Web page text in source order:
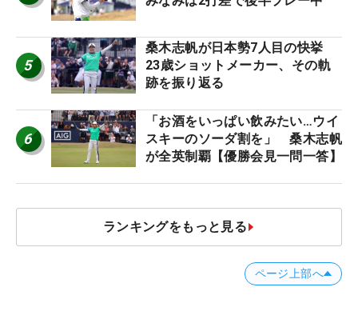
5
桑木志帆が日本勢7人目の快挙
23歳ショットメーカー、その軌
跡を振り返る
6
「お酒をいっぱい飲みたい…ウイ
スキーのソーダ割を」 桑木志帆
が全英制覇【優勝会見一問一答】
ランキングをもっと見る
ページ上部へ